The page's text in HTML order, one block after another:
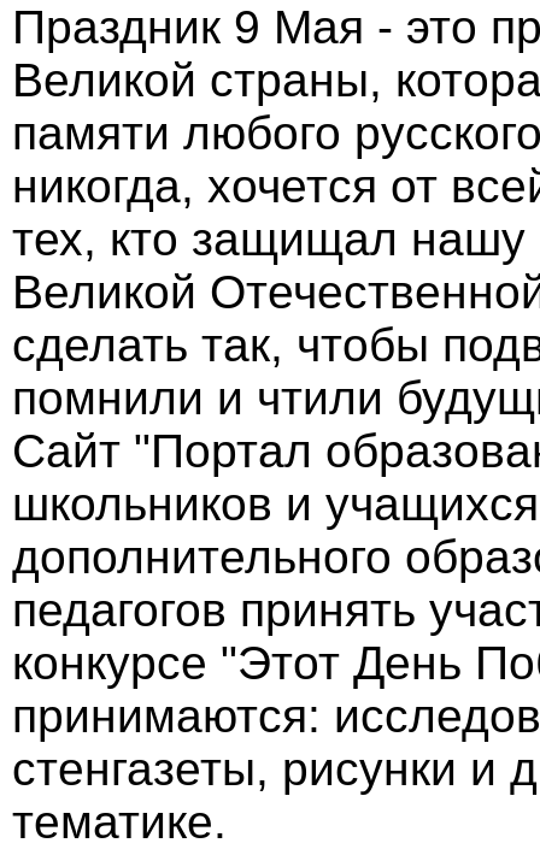
Праздник 9 Мая - это
Великой страны,
памяти любого
никогда, хочется от
тех, кто защищал
Великой
сделать так, чтобы
помнили и чтили
Сайт "Портал
школьников и
дополнительного
педагогов принять
конкурсе "Этот День
принимаются:
стенгазеты, рисунки и
тематике.